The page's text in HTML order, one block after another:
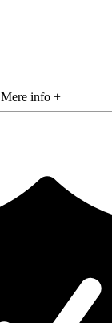
Mere info +